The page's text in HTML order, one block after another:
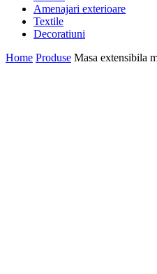
Amenajari exterioare
Textile
Decoratiuni
Home Produse Masa extensibila